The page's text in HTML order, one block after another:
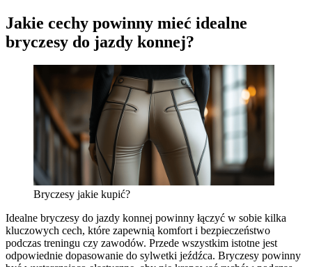
Jakie cechy powinny mieć idealne
bryczesy do jazdy konnej?
Bryczesy jakie kupić?
Idealne bryczesy do jazdy konnej powinny łączyć w sobie kilka
kluczowych cech, które zapewnią komfort i bezpieczeństwo
podczas treningu czy zawodów. Przede wszystkim istotne jest
odpowiednie dopasowanie do sylwetki jeźdźca. Bryczesy powinny